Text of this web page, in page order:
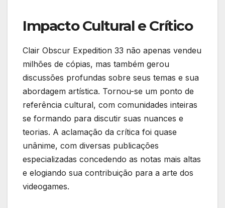
Impacto Cultural e Crítico
Clair Obscur Expedition 33 não apenas vendeu
milhões de cópias, mas também gerou
discussões profundas sobre seus temas e sua
abordagem artística. Tornou-se um ponto de
referência cultural, com comunidades inteiras
se formando para discutir suas nuances e
teorias. A aclamação da crítica foi quase
unânime, com diversas publicações
especializadas concedendo as notas mais altas
e elogiando sua contribuição para a arte dos
videogames.